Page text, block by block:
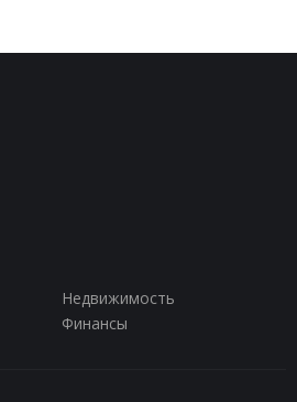
Недвижимость
Финансы